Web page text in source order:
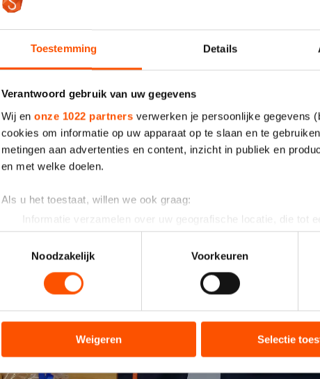
Toestemming Details
Verantwoord gebruik van uw gegevens
Wij en onze 1022 partners verwerken je persoonlijke gegevens
cookies om informatie op uw apparaat op te slaan en te
metingen aan advertenties en content, inzicht in publiek en
en met welke doelen.
Als u het toestaat, willen we ook graag:
Informatie verzamelen over uw geografische locatie, die tot
Uw apparaat identificeren door het actief te scannen op
Lees meer over hoe uw persoonlijke gegevens worden verwerkt
toestemming op elk moment wijzigen of intrekken in de
analyseren. We delen informatie over uw gebruik van onze site
analyse. Zij kunnen deze combineren met andere gegevens die
hun services. Sommige partners kunnen gegevens doorgeven
adequaat beschermingsniveau geldt volgens de GDPR. Door op
Noodzakelijk
Voorkeuren
Weigeren Selectie